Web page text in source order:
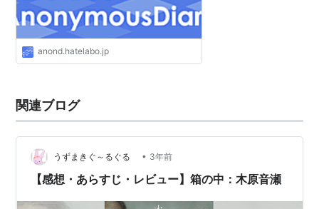
ラ出版・2002/01）
『B.L.T』 （ ISBN:4835213041・ビブロス・
2002/02/20）
『眠る兎』 （ISBN:4835213688
『HOME』 （
2003/05）
『情熱の温度(文庫)』 （
クラ出版・2003/05）
『LOOP(文庫)』 （ISBN:4775502204・オークラ
出版・2003/10）
anond.hatelabo.jp
関連ブログ
うずまきぐ～るぐる • 3年前
【感想・あらすじ・レビュー】箱の中：木原音瀬